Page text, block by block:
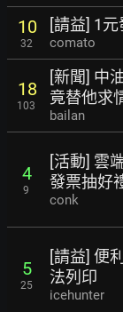
10
32
[請益] 1
comato
18
103
[新聞] 中
竟替他求
bailan
4
9
[活動] 雲
發票抽好
conk
5
25
[請益] 便
法列印
icehunter